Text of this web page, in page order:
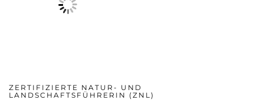
ZERTIFIZIERTE NATUR- UND
LANDSCHAFTSFÜHRERIN (ZNL)